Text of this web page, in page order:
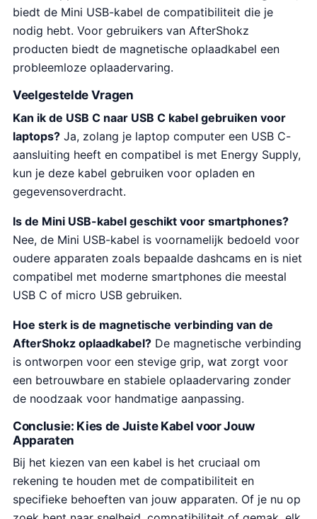
biedt de Mini USB-kabel de compatibiliteit die je
nodig hebt. Voor gebruikers van AfterShokz
producten biedt de magnetische oplaadkabel een
probleemloze oplaadervaring.
Veelgestelde Vragen
Kan ik de USB C naar USB C kabel gebruiken voor
laptops? Ja, zolang je laptop computer een USB C-
aansluiting heeft en compatibel is met Energy Supply,
kun je deze kabel gebruiken voor opladen en
gegevensoverdracht.
Is de Mini USB-kabel geschikt voor smartphones?
Nee, de Mini USB-kabel is voornamelijk bedoeld voor
oudere apparaten zoals bepaalde dashcams en is niet
compatibel met moderne smartphones die meestal
USB C of micro USB gebruiken.
Hoe sterk is de magnetische verbinding van de
AfterShokz oplaadkabel? De magnetische verbinding
is ontworpen voor een stevige grip, wat zorgt voor
een betrouwbare en stabiele oplaadervaring zonder
de noodzaak voor handmatige aanpassing.
Conclusie: Kies de Juiste Kabel voor Jouw
Apparaten
Bij het kiezen van een kabel is het cruciaal om
rekening te houden met de compatibiliteit en
specifieke behoeften van jouw apparaten. Of je nu op